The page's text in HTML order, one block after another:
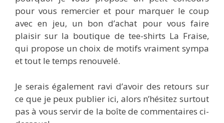
pour vous remercier et pour marquer le coup
avec en jeu, un bon d’achat pour vous faire
plaisir sur la boutique de tee-shirts La Fraise,
qui propose un choix de motifs vraiment sympa
et tout le temps renouvelé.
Je serais également ravi d’avoir des retours sur
ce que je peux publier ici, alors n’hésitez surtout
pas à vous servir de la boîte de commentaires ci-